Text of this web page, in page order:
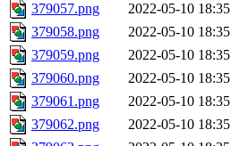
379057.png
2022-05-10 18:35
379058.png
2022-05-10 18:35
379059.png
2022-05-10 18:35
379060.png
2022-05-10 18:35
379061.png
2022-05-10 18:35
379062.png
2022-05-10 18:35